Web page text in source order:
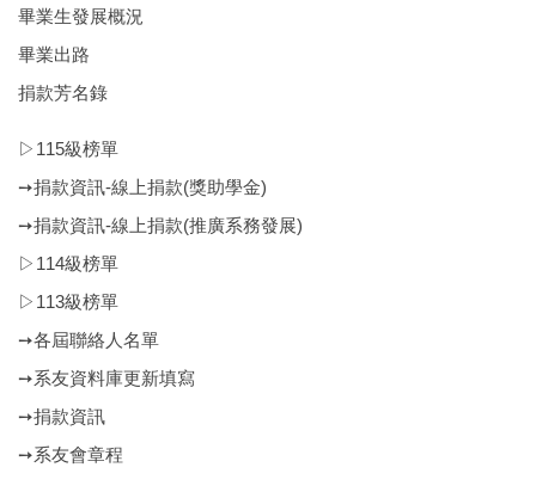
畢業生發展概況
畢業出路
捐款芳名錄
▷115級榜單
➙捐款資訊-線上捐款(獎助學金)
➙捐款資訊-線上捐款(推廣系務發展)
▷114級榜單
▷113級榜單
➙各屆聯絡人名單
➙系友資料庫更新填寫
➙捐款資訊
➙系友會章程